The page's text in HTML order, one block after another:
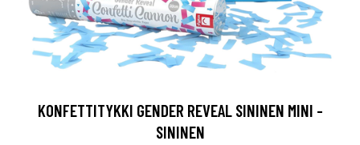
KONFETTITYKKI GENDER REVEAL SININEN MINI -
SININEN